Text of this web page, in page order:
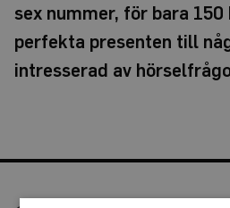
sex nummer, för bara 150
perfekta presenten till
intresserad av